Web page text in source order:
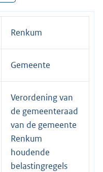
Renkum
Gemeente
Verordening van
de gemeenteraad
van de gemeente
Renkum
houdende
belastingregels